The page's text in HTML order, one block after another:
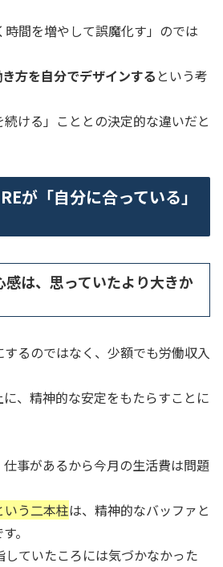
時間を増やして誤魔化す」のでは
方を自分でデザインする という考
ける」こととの決定的な違いだと
が「自分に合っている」
感は、思っていたより大きか
るのではなく、少額でも労働収入
、精神的な安定をもたらすことに
事があるから今月の生活費は問題
う二本柱は、精神的なバッファと
。
していたころには気づかなかった